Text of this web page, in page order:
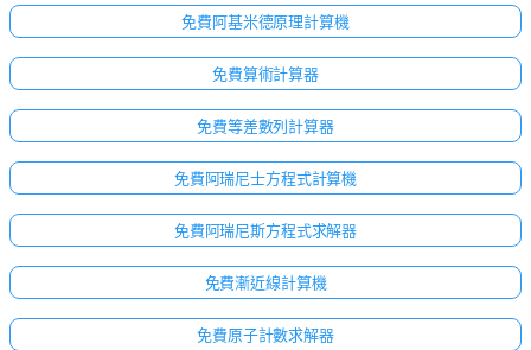
免費阿基米德原理計算機
免費算術計算器
免費等差數列計算器
免費阿瑞尼士方程式計算機
免費阿瑞尼斯方程式求解器
免費漸近線計算機
免費原子計數求解器